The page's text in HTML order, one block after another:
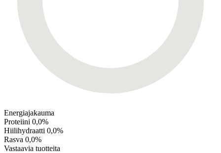
Energiajakauma
Proteiini 0,0%
Hiilihydraatti 0,0%
Rasva 0,0%
Vastaavia tuotteita